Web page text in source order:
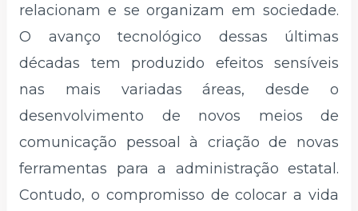
relacionam e se organizam em sociedade.
O avanço tecnológico dessas últimas
décadas tem produzido efeitos sensíveis
nas mais variadas áreas, desde o
desenvolvimento de novos meios de
comunicação pessoal à criação de novas
ferramentas para a administração estatal.
Contudo, o compromisso de colocar a vida